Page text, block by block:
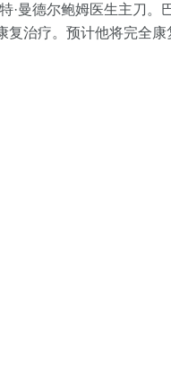
·曼德尔鲍姆医生主刀。
治疗。预计他将完全康